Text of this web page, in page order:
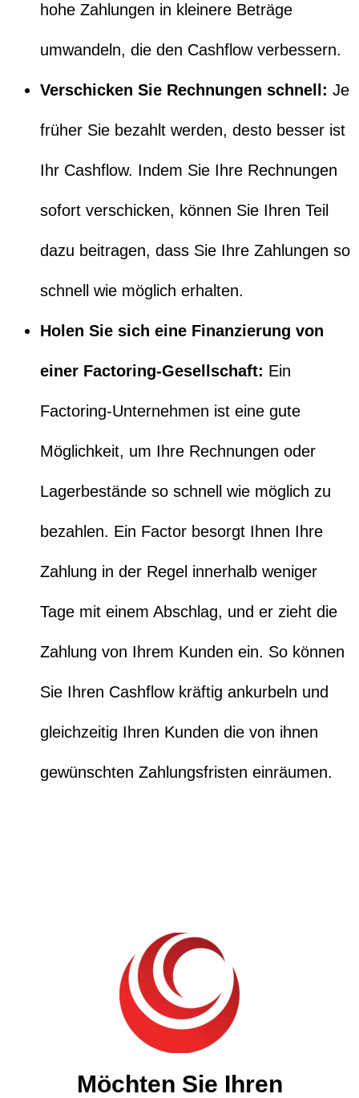
hohe Zahlungen in kleinere Beträge
umwandeln, die den Cashflow verbessern.
Verschicken Sie Rechnungen schnell: Je
früher Sie bezahlt werden, desto besser ist
Ihr Cashflow. Indem Sie Ihre Rechnungen
sofort verschicken, können Sie Ihren Teil
dazu beitragen, dass Sie Ihre Zahlungen so
schnell wie möglich erhalten.
Holen Sie sich eine Finanzierung von
einer Factoring-Gesellschaft: Ein
Factoring-Unternehmen ist eine gute
Möglichkeit, um Ihre Rechnungen oder
Lagerbestände so schnell wie möglich zu
bezahlen. Ein Factor besorgt Ihnen Ihre
Zahlung in der Regel innerhalb weniger
Tage mit einem Abschlag, und er zieht die
Zahlung von Ihrem Kunden ein. So können
Sie Ihren Cashflow kräftig ankurbeln und
gleichzeitig Ihren Kunden die von ihnen
gewünschten Zahlungsfristen einräumen.
Möchten Sie Ihren